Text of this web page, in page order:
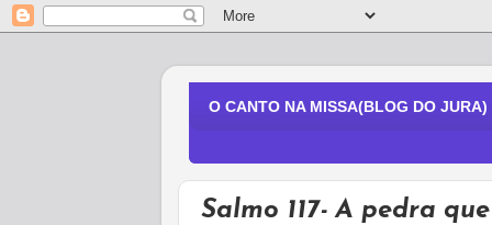
O CANTO NA MISSA(BLOG DO JURA)
Salmo 117- A pedra